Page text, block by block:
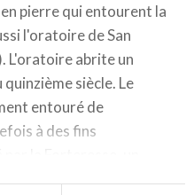
pierre qui entourent la
l'oratoire de San
L'oratoire abrite un
siècle. Le
entouré de
à des fins